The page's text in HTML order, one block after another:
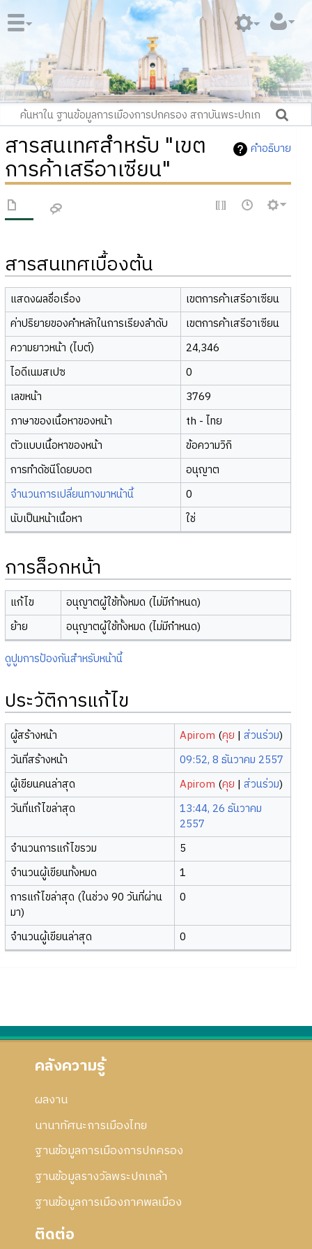
คำอธิบาย
สารสนเทศสำหรับ "เขต
การค้าเสรีอาเซียน"
สารสนเทศเบื้องต้น
แสดงผลชื่อเรื่อง
เขตการค้าเสรีอาเซียน
ค่าปริยายของคำหลักในการเรียงลำดับ
เขตการค้าเสรีอาเซียน
ความยาวหน้า (ไบต์)
24,346
ไอดีเนมสเปซ
0
เลขหน้า
3769
ภาษาของเนื้อหาของหน้า
th - ไทย
ตัวแบบเนื้อหาของหน้า
ข้อความวิกิ
การทำดัชนีโดยบอต
อนุญาต
จำนวนการเปลี่ยนทางมาหน้านี้
0
นับเป็นหน้าเนื้อหา
ใช่
การล็อกหน้า
แก้ไข
อนุญาตผู้ใช้ทั้งหมด (ไม่มีกำหนด)
ย้าย
อนุญาตผู้ใช้ทั้งหมด (ไม่มีกำหนด)
ดูปูมการป้องกันสำหรับหน้านี้
ประวัติการแก้ไข
ผู้สร้างหน้า Apirom (คุย |ส่วนร่วม)
วันที่สร้างหน้า
09:52, 8 ธันวาคม 2557
ผู้เขียนคนล่าสุด
Apirom (คุย |ส่วนร่วม)
วันที่แก้ไขล่าสุด
13:44, 26 ธันวาคม
2557
จำนวนการแก้ไขรวม
5
จำนวนผู้เขียนทั้งหมด
1
การแก้ไขล่าสุด (ในช่วง 90 วันที่ผ่าน
มา)
0
จำนวนผู้เขียนล่าสุด 0
คลังความรู้
ผลงาน
นานาทัศนะการเมืองไทย
ฐานข้อมูลการเมืองการปกครอง
ฐานข้อมูลรางวัลพระปกเกล้า
ฐานข้อมูลการเมืองภาคพลเมือง
ติดต่อ